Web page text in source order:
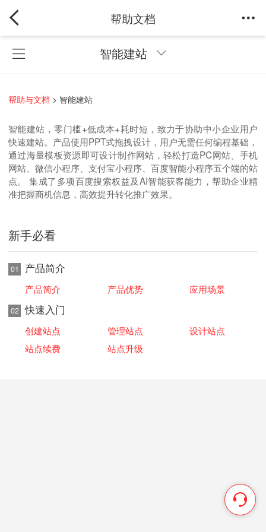
帮助文档
智能建站
帮助与文档 > 智能建站
智能建站，零门槛+低成本+耗时短，致力于协助中小企业用户
快速建站。产品使用PPT式拖拽设计，用户无需任何编程基础，
通过海量模板资源即可设计制作网站，轻松打造PC网站、手机
网站、微信小程序、支付宝小程序、百度智能小程序五个端的站
点。 集成了多项百度搜索权益及AI智能获客能力，帮助企业精
准把握商机信息，高效提升转化推广效果。
新手必看
01 产品简介
产品简介 产品优势 应用场景
02 快速入门
创建站点 管理站点
设计站点
站点续费
站点升级